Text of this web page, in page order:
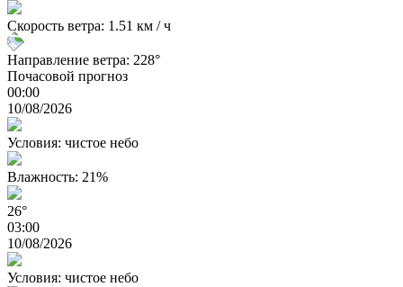
Скорость ветра: 1.51 км / ч
Направление ветра: 228°
Почасовой прогноз
00:00
10/08/2026
Условия: чистое небо
Влажность: 21%
26°
03:00
10/08/2026
Условия: чистое небо